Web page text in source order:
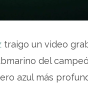
traigo un video
del
azul más